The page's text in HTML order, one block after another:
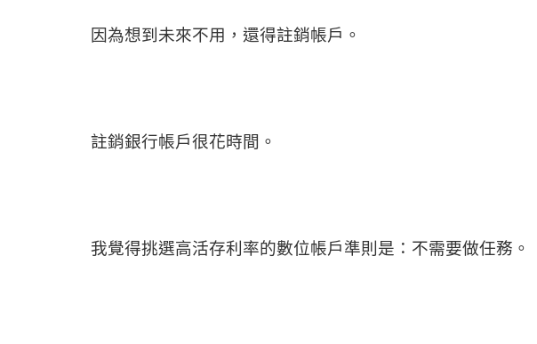
因為想到未來不用，還得註銷帳戶。
註銷銀行帳戶很花時間。
我覺得挑選高活存利率的數位帳戶準則是：不需要做任務。